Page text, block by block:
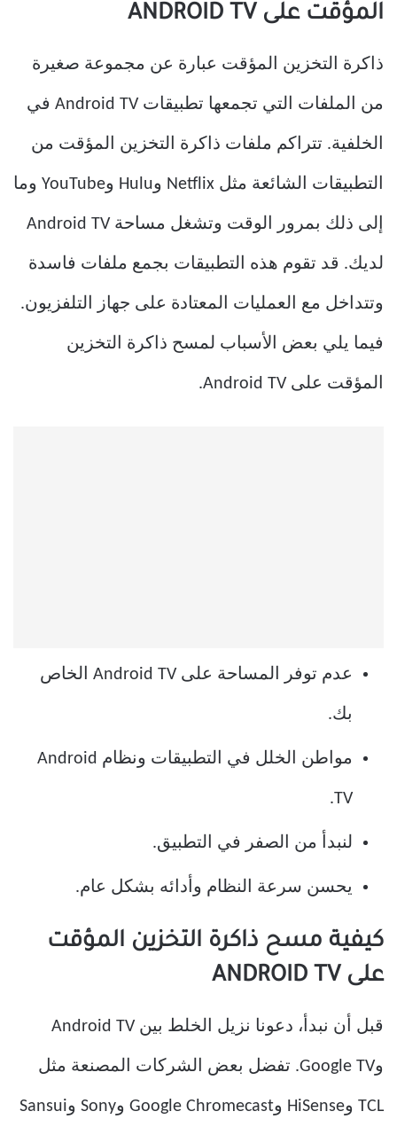
المؤقت على ANDROID TV
ذاكرة التخزين المؤقت عبارة عن مجموعة صغيرة
من الملفات التي تجمعها تطبيقات Android TV في
الخلفية. تتراكم ملفات ذاكرة التخزين المؤقت من
التطبيقات الشائعة مثل Netflix وHulu وYouTube وما
إلى ذلك بمرور الوقت وتشغل مساحة Android TV
لديك. قد تقوم هذه التطبيقات بجمع ملفات فاسدة
وتتداخل مع العمليات المعتادة على جهاز التلفزيون.
فيما يلي بعض الأسباب لمسح ذاكرة التخزين
المؤقت على Android TV.
عدم توفر المساحة على Android TV الخاص
بك.
مواطن الخلل في التطبيقات ونظام Android
TV.
لنبدأ من الصفر في التطبيق.
يحسن سرعة النظام وأدائه بشكل عام.
كيفية مسح ذاكرة التخزين المؤقت
على ANDROID TV
قبل أن نبدأ، دعونا نزيل الخلط بين Android TV
وGoogle TV. تفضل بعض الشركات المصنعة مثل
TCL وHiSense وGoogle Chromecast وSony وSansui